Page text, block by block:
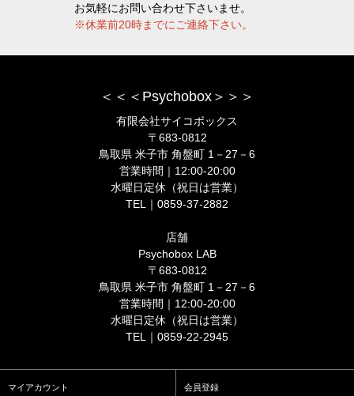
お気軽にお問い合わせ下さいませ。
※休業前20時までにご連絡下さい。
＜＜＜Psychobox＞＞＞
有限会社サイコボックス
〒683-0812
鳥取県 米子市 角盤町 1－27－6
営業時間｜12:00-20:00
水曜日定休（祝日は営業）
TEL｜0859-37-2882
店舗
Psychobox LAB
〒683-0812
鳥取県 米子市 角盤町 1－27－6
営業時間｜12:00-20:00
水曜日定休（祝日は営業）
TEL｜0859-22-2945
マイアカウント 会員登録